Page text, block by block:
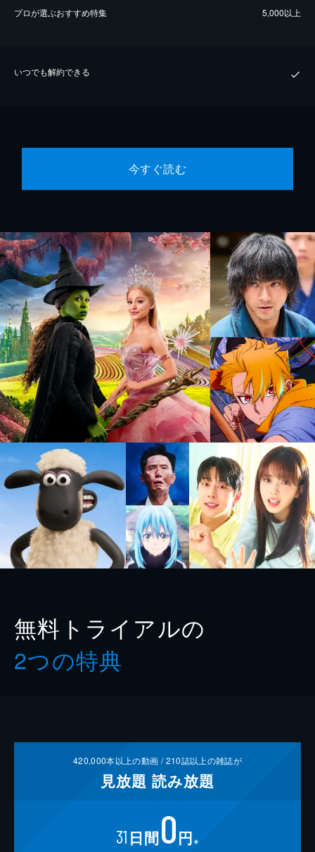
プロが選ぶおすすめ特集 5,000以上
いつでも解約できる
今すぐ読む
無料トライアルの
2つの特典
420,000本以上の動画 /210誌以上の雑誌が
見放題 読み放題
31 日間0円 ※